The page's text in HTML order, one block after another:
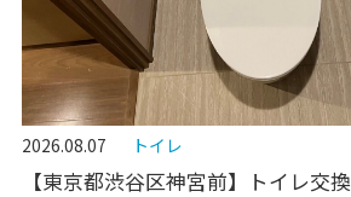
2026.08.07 トイレ
【東京都渋谷区神宮前】トイレ交換